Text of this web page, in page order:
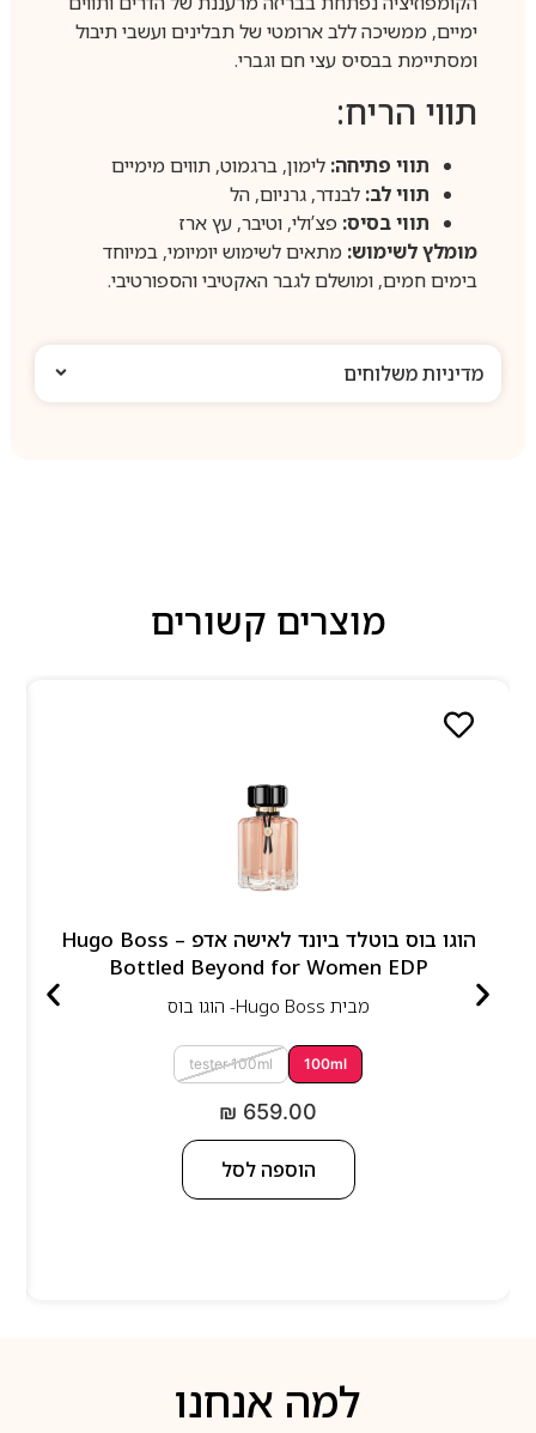
ימיים, ממשיכה ללב ארומטי של תבלינים ועשבי תיבול
ומסתיימת בבסיס עצי חם וגברי.
תווי הריח:
תווי פתיחה:לימון, ברגמוט, תווים מימיים
תווי לב:לבנדר, גרניום, הל
תווי בסיס:פצ’ולי, וטיבר, עץ ארז
מומלץ לשימוש:מתאים לשימוש יומיומי, במיוחד
בימים חמים, ומושלם לגבר האקטיבי והספורטיבי.
מדיניות משלוחים
מוצרים קשורים
הוגו בוס בוטלד ביונד לאישה אדפ – Hugo Boss
Bottled Beyond for Women EDP
מבית Hugo Boss- הוגו בוס
100ml
tester 100ml
₪ 659.00
הוספה לסל
למה אנחנו